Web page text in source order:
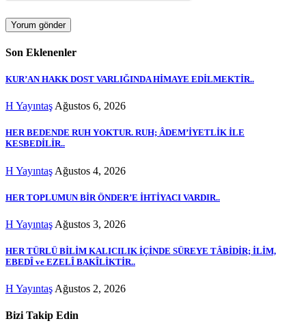
Son Eklenenler
KUR’AN HAKK DOST VARLIĞINDA HİMAYE EDİLMEKTİR..
H Yayıntaş Ağustos 6, 2026
HER BEDENDE RUH YOKTUR. RUH; ÂDEM’İYETLİK İLE
KESBEDİLİR..
H Yayıntaş Ağustos 4, 2026
HER TOPLUMUN BİR ÖNDER’E İHTİYACI VARDIR..
H Yayıntaş Ağustos 3, 2026
HER TÜRLÜ BİLİM KALICILIK İÇİNDE SÜREYE TÂBİDİR; İLİM,
EBEDÎ ve EZELÎ BAKÎLİKTİR..
H Yayıntaş Ağustos 2, 2026
Bizi Takip Edin